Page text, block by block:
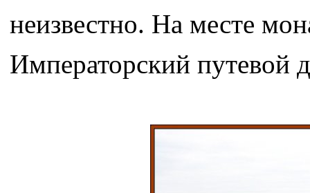
неизвестно. На месте
Императорский путевой